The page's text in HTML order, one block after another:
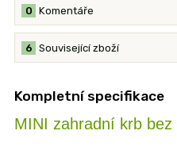
Komentáře
0
Související zboží
6
Kompletní specifikace
MINI zahradní krb bez